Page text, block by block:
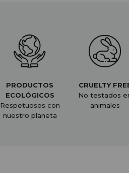
PRODUCTOS
ECOLÓGICOS
Respetuosos con
nuestro planeta
CRUELTY
No testados
animales